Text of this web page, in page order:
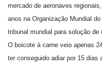
mercado de aeronaves
anos na Organização Mundial
tribunal mundial para solução
O boicote à carne veio apenas
ter conseguido adiar por 15 dias